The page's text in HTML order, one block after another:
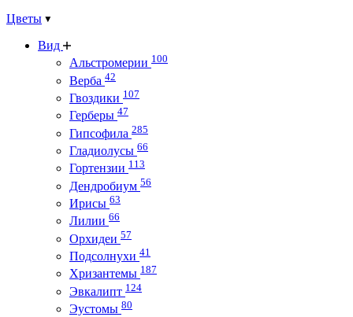
Цветы
Вид
Альстромерии 100
Верба 42
Гвоздики 107
Герберы 47
Гипсофила 285
Гладиолусы 66
Гортензии 113
Дендробиум 56
Ирисы 63
Лилии 66
Орхидеи 57
Подсолнухи 41
Хризантемы 187
Эвкалипт 124
Эустомы 80